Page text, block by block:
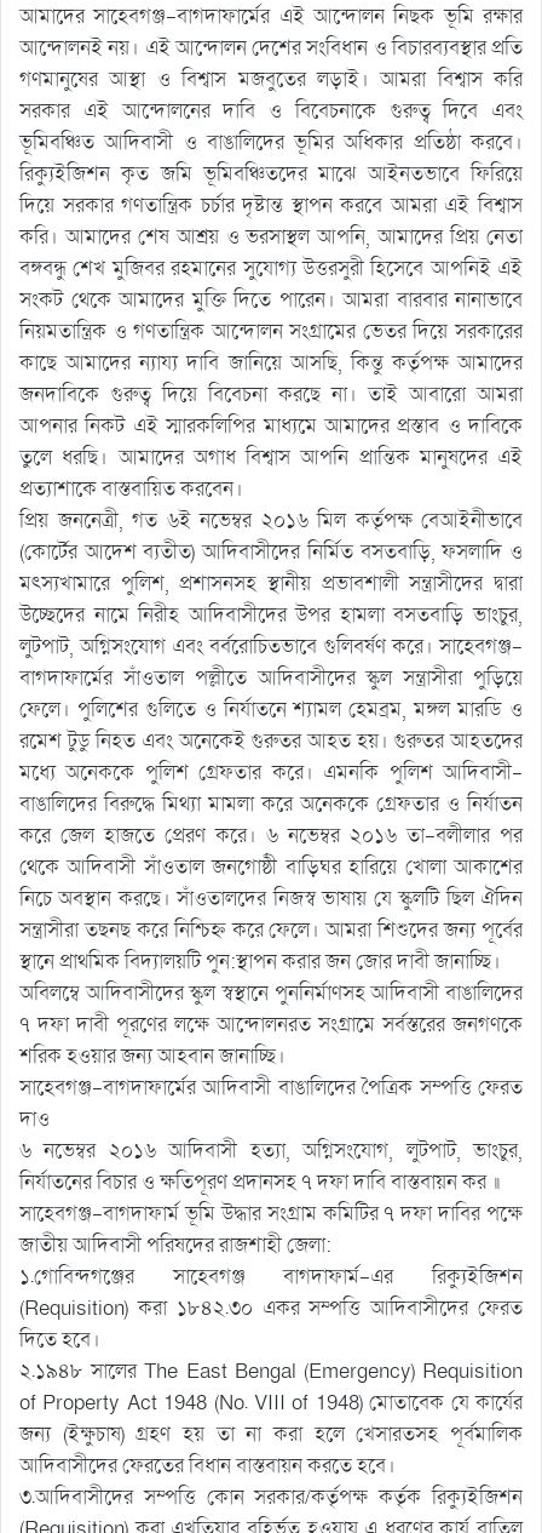
আমাদের সাহেবগঞ্জ-বাগদাফার্মের এই আন্দোলন নিছক ভূমি রক্ষার
আন্দোলনই নয়। এই আন্দোলন দেশের সংবিধান ও বিচারব্যবস্থার প্রতি
গণমানুষের আস্থা ও বিশ্বাস মজবুতের লড়াই। আমরা বিশ্বাস করি
সরকার এই আন্দোলনের দাবি ও বিবেচনাকে গুরুত্ব দিবে এবং
ভূমিবঞ্চিত আদিবাসী ও বাঙালিদের ভূমির অধিকার প্রতিষ্ঠা করবে।
রিক্যুইজিশন কৃত জমি ভূমিবঞ্চিতদের মাঝে আইনতভাবে ফিরিয়ে
দিয়ে সরকার গণতান্ত্রিক চর্চার দৃষ্টান্ত স্থাপন করবে আমরা এই বিশ্বাস
করি। আমাদের শেষ আশ্রয় ও ভরসাস্থল আপনি, আমাদের প্রিয় নেতা
বঙ্গবন্ধু শেখ মুজিবর রহমানের সুযোগ্য উত্তরসুরী হিসেবে আপনিই এই
সংকট থেকে আমাদের মুক্তি দিতে পারেন। আমরা বারবার নানাভাবে
নিয়মতান্ত্রিক ও গণতান্ত্রিক আন্দোলন সংগ্রামের ভেতর দিয়ে সরকারের
কাছে আমাদের ন্যায্য দাবি জানিয়ে আসছি, কিন্তু কর্তৃপক্ষ আমাদের
জনদাবিকে গুরুত্ব দিয়ে বিবেচনা করছে না। তাই আবারো আমরা
আপনার নিকট এই স্মারকলিপির মাধ্যমে আমাদের প্রস্তাব ও দাবিকে
তুলে ধরছি। আমাদের অগাধ বিশ্বাস আপনি প্রান্তিক মানুষদের এই
প্রত্যাশাকে বাস্তবায়িত করবেন।
প্রিয় জননেত্রী, গত ৬ই নভেম্বর ২০১৬ মিল কর্তৃপক্ষ বেআইনীভাবে
(কোর্টের আদেশ ব্যতীত) আদিবাসীদের নির্মিত বসতবাড়ি, ফসলাদি ও
মৎস্যখামারে পুলিশ, প্রশাসনসহ স্থানীয় প্রভাবশালী সন্ত্রাসীদের দ্বারা
উচ্ছেদের নামে নিরীহ আদিবাসীদের উপর হামলা বসতবাড়ি ভাংচুর,
লুটপাট, অগ্নিসংযোগ এবং বর্বরোচিতভাবে গুলিবর্ষণ করে। সাহেবগঞ্জ-
বাগদাফার্মের সাঁওতাল পল্লীতে আদিবাসীদের স্কুল সন্ত্রাসীরা পুড়িয়ে
ফেলে। পুলিশের গুলিতে ও নির্যাতনে শ্যামল হেমব্রম, মঙ্গল মারডি ও
রমেশ টুডু নিহত এবং অনেকেই গুরুতর আহত হয়। গুরুতর আহতদের
মধ্যে অনেককে পুলিশ গ্রেফতার করে। এমনকি পুলিশ আদিবাসী-
বাঙালিদের বিরুদ্ধে মিথ্যা মামলা করে অনেককে গ্রেফতার ও নির্যাতন
করে জেল হাজতে প্রেরণ করে। ৬ নভেম্বর ২০১৬ তা-বলীলার পর
থেকে আদিবাসী সাঁওতাল জনগোষ্ঠী বাড়িঘর হারিয়ে খোলা আকাশের
নিচে অবস্থান করছে। সাঁওতালদের নিজস্ব ভাষায় যে স্কুলটি ছিল ঐদিন
সন্ত্রাসীরা তছনছ করে নিশ্চিহ্ন করে ফেলে। আমরা শিশুদের জন্য পূর্বের
স্থানে প্রাথমিক বিদ্যালয়টি পুন:স্থাপন করার জন জোর দাবী জানাচ্ছি।
অবিলম্বে আদিবাসীদের স্কুল স্বস্থানে পুননির্মাণসহ আদিবাসী বাঙালিদের
৭ দফা দাবী পূরণের লক্ষে আন্দোলনরত সংগ্রামে সর্বস্তরের জনগণকে
শরিক হওয়ার জন্য আহবান জানাচ্ছি।
সাহেবগঞ্জ-বাগদাফার্মের আদিবাসী বাঙালিদের পৈত্রিক সম্পত্তি ফেরত
দাও
৬ নভেম্বর ২০১৬ আদিবাসী হত্যা, অগ্নিসংযোগ, লুটপাট, ভাংচুর,
নির্যাতনের বিচার ও ক্ষতিপূরণ প্রদানসহ ৭ দফা দাবি বাস্তবায়ন কর ॥
সাহেবগঞ্জ-বাগদাফার্ম ভূমি উদ্ধার সংগ্রাম কমিটির ৭ দফা দাবির পক্ষে
জাতীয় আদিবাসী পরিষদের রাজশাহী জেলা:
১.গোবিন্দগঞ্জের সাহেবগঞ্জ বাগদাফার্ম-এর রিক্যুইজিশন
(Requisition) করা ১৮৪২.৩০ একর সম্পত্তি আদিবাসীদের ফেরত
দিতে হবে।
২.১৯৪৮ সালের The East Bengal (Emergency) Requisition
of Property Act 1948 (No. VIII of 1948) মোতাবেক যে কার্যের
জন্য (ইক্ষুচাষ) গ্রহণ হয় তা না করা হলে খেসারতসহ পূর্বমালিক
আদিবাসীদের ফেরতের বিধান বাস্তবায়ন করতে হবে।
৩.আদিবাসীদের সম্পত্তি কোন সরকার/কর্তৃপক্ষ কর্তৃক রিক্যুইজিশন